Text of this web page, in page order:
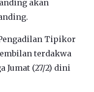
akan
Tipikor
terdakwa
Jumat (27/2) dini